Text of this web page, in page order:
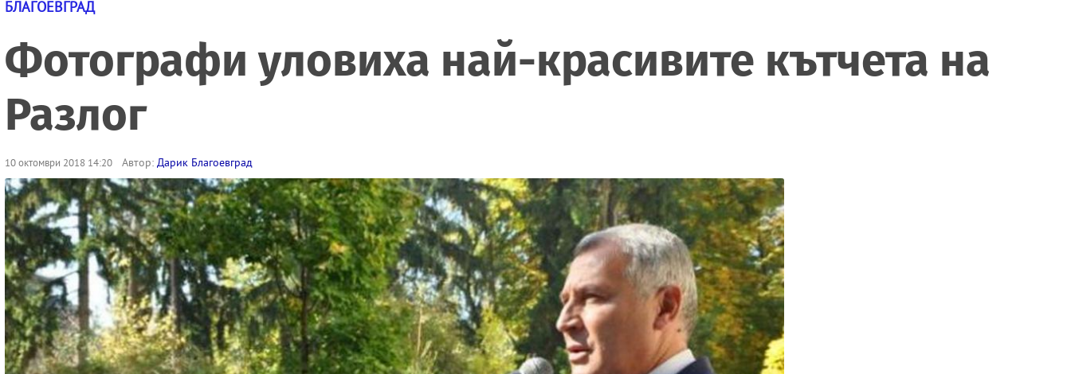
БЛАГОЕВГРАД
Фотографи уловиха най-красивите кътчета на
Разлог
10 октомври 2018 14:20 Автор: Дарик Благоевград